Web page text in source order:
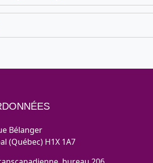
Bélanger
(Québec) H1X 1A7